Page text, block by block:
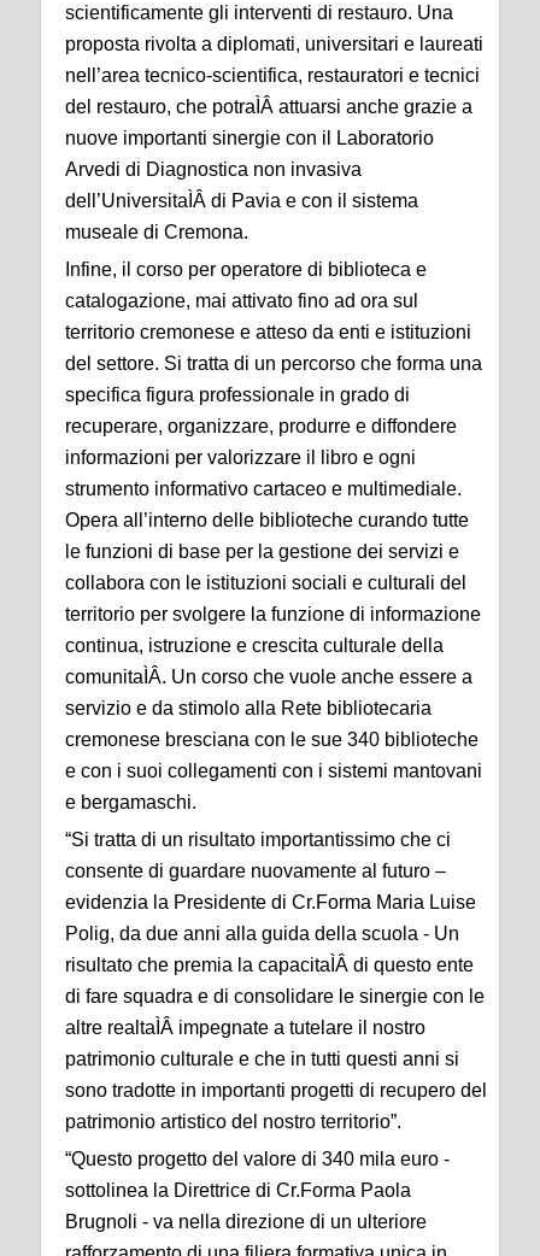
scientificamente gli interventi di restauro. Una
proposta rivolta a diplomati, universitari e laureati
nell’area tecnico-scientifica, restauratori e tecnici
del restauro, che potraÌÂ attuarsi anche grazie a
nuove importanti sinergie con il Laboratorio
Arvedi di Diagnostica non invasiva
dell’UniversitaÌÂ di Pavia e con il sistema
museale di Cremona.
Infine, il corso per operatore di biblioteca e
catalogazione, mai attivato fino ad ora sul
territorio cremonese e atteso da enti e istituzioni
del settore. Si tratta di un percorso che forma una
specifica figura professionale in grado di
recuperare, organizzare, produrre e diffondere
informazioni per valorizzare il libro e ogni
strumento informativo cartaceo e multimediale.
Opera all’interno delle biblioteche curando tutte
le funzioni di base per la gestione dei servizi e
collabora con le istituzioni sociali e culturali del
territorio per svolgere la funzione di informazione
continua, istruzione e crescita culturale della
comunitaÌÂ. Un corso che vuole anche essere a
servizio e da stimolo alla Rete bibliotecaria
cremonese bresciana con le sue 340 biblioteche
e con i suoi collegamenti con i sistemi mantovani
e bergamaschi.
“Si tratta di un risultato importantissimo che ci
consente di guardare nuovamente al futuro –
evidenzia la Presidente di Cr.Forma Maria Luise
Polig, da due anni alla guida della scuola - Un
risultato che premia la capacitaÌÂ di questo ente
di fare squadra e di consolidare le sinergie con le
altre realtaÌÂ impegnate a tutelare il nostro
patrimonio culturale e che in tutti questi anni si
sono tradotte in importanti progetti di recupero del
patrimonio artistico del nostro territorio”.
“Questo progetto del valore di 340 mila euro -
sottolinea la Direttrice di Cr.Forma Paola
Brugnoli - va nella direzione di un ulteriore